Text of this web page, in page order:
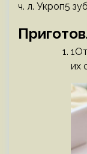
ч. л. Укроп5
их